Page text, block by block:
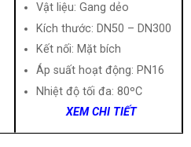
Vật liệu: Gang dẻo
Kích thước: DN50 – DN300
Kết nối: Mặt bích
Áp suất hoạt động: PN16
Nhiệt độ tối đa: 80ºC
XEM CHI TIẾT